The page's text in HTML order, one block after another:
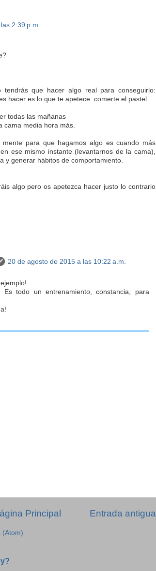
2:39 p.m.
que hacer algo real para conseguirlo:
hacer es lo que te apetece: comerte el pastel.
todas las mañanas
cama media hora más.
para que hagamos algo es cuando más
ese mismo instante (levantarnos de la cama),
y generar hábitos de comportamiento.
algo pero os apetezca hacer justo lo contrario
20 de agosto de 2015 a las 10:22 a.m.
todo un entrenamiento, constancia, para
Entrada antigua
Principal
(Atom)